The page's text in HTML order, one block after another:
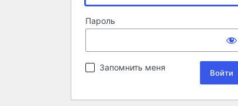
Пароль
Запомнить меня